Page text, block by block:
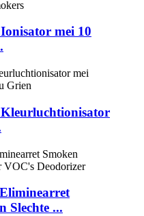
mei 10
Slechte ...